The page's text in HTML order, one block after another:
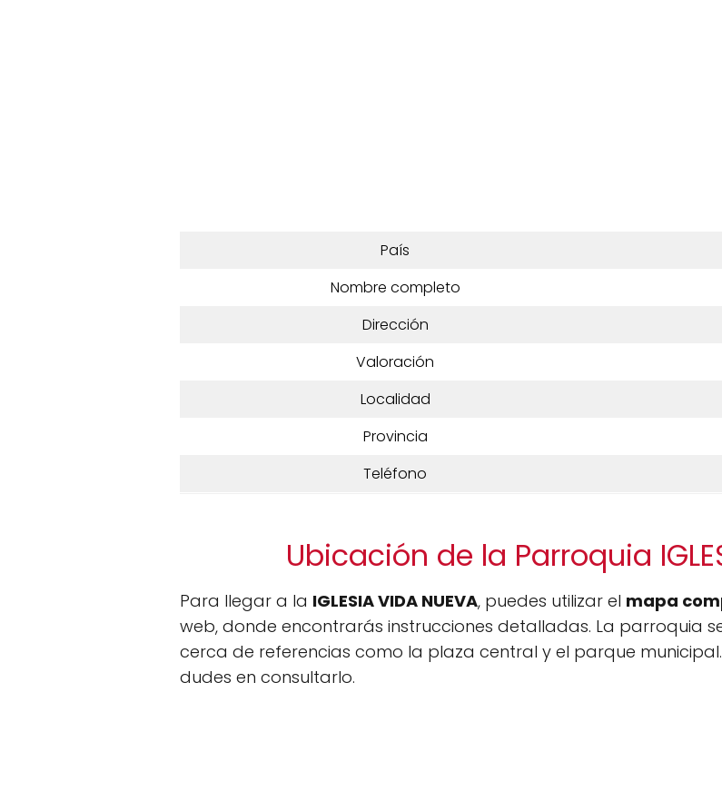
País
Nombre completo
Dirección
Valoración
Localidad
Provincia
Teléfono
Ubicación de la Parroquia
Para llegar a la IGLESIA VIDA NUEVA, puedes utilizar el mapa
web, donde encontrarás instrucciones detalladas. La parroquia
cerca de referencias como la plaza central y el parque
dudes en consultarlo.